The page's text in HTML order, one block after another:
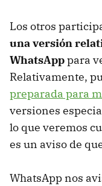
Los otros
una versión
WhatsApppara
Relativamente,
preparada para
versiones
lo que veremos
es un aviso de
WhatsApp nos